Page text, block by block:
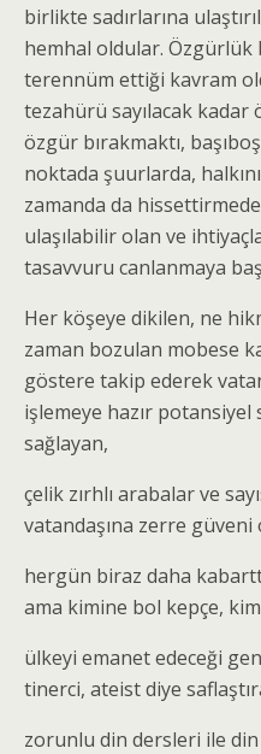
birlikte sadırlarına
hemhal oldular. Özgürlük
terennüm ettiği kavram
tezahürü sayılacak kadar
özgür bırakmaktı,
noktada şuurlarda,
zamanda da
ulaşılabilir olan ve
tasavvuru canlanmaya
Her köşeye dikilen, ne
zaman bozulan mobese
göstere takip ederek
işlemeye hazır potansiyel
sağlayan,
çelik zırhlı arabalar ve
vatandaşına zerre güveni
hergün biraz daha
ama kimine bol kepçe,
ülkeyi emanet edeceği
tinerci, ateist diye
zorunlu din dersleri ile